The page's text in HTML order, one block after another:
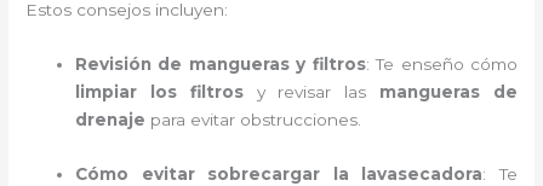
Estos consejos incluyen:
Revisión de mangueras y filtros: Te enseño cómo
limpiar los filtrosy revisar las mangueras de
drenaje para evitar obstrucciones.
Cómo evitar sobrecargar la lavasecadora: Te